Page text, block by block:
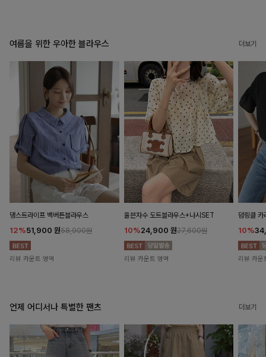
여름을 위한 우아한 블라우스 더보기
댕스트라이프 백버튼블라우스
12%51,900 원58,900원
리뷰 카운트 영역
율븐자수 도트블라우스+나시SET
10%24,900 원27,600원
리뷰 카운트 영역
덤링클 카
10%
리뷰 카운
언제 어디서나 특별한 팬츠 더보기